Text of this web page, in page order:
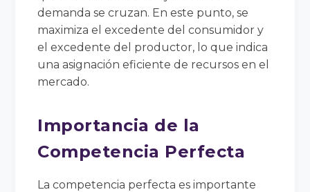
demanda se cruzan. En este punto, se
maximiza el excedente del consumidor y
el excedente del productor, lo que indica
una asignación eficiente de recursos en el
mercado.
Importancia de la
Competencia Perfecta
La competencia perfecta es importante